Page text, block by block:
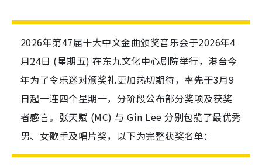
2026年第47届十大中文金曲颁奖音乐会于2026年4
月24日 (星期五) 在东九文化中心剧院举行，港台今
年为了令乐迷对颁奖礼更加热切期待，率先于3月9
日起一连四个星期一，分阶段公布部分奖项及获奖
者感言。张天赋 (MC) 与 Gin Lee 分别包揽了最优秀
男、女歌手及唱片奖，以下为完整获奖名单：